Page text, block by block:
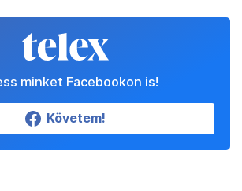
minket Facebookon is!
Követem!